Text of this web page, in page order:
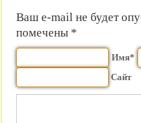
Ваш e-mail не будет
помечены *
Имя*
Сайт